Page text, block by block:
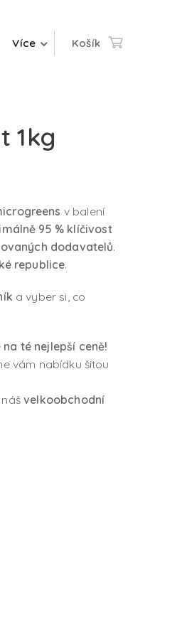
Více Košík
1kg
v balení
95 % klíčivost
dodavatelů.
republice.
a vyber si, co
té nejlepší ceně!
vám nabídku šitou
nášvelkoobchodní